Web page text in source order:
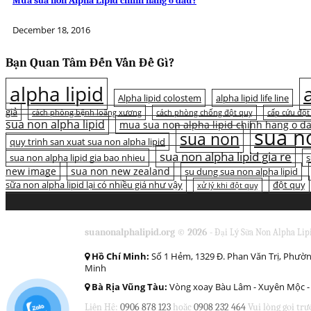
December 18, 2016
Bạn Quan Tâm Đến Vấn Đề Gì?
alpha lipid Alpha lipid colostem alpha lipid life line
giả
cách phòng bệnh loãng xương cách phòng chống đột quỵ cấp cứu
sua non alpha lipid
mua sua non alpha lipid chinh hang o
quy trinh san xuat sua non alpha lipid
sua non sua
sua non alpha lipid gia bao nhieu sua non alpha lipid gia re
new image
sua non new zealand su dung sua non alpha lipid
sữa non alpha lipid lại có nhiều giá như vậy
xử lý khi đột quỵ đột quỵ
suanonalphalipid.org © 2026 - Đại Lý Sữa Non Alpha
Hồ Chí Minh: Số 1 Hẻm, 1329 Đ. Phan Văn Trị,
Minh
Bà Rịa Vũng Tàu: Vòng xoay Bàu Lâm - Xuyên Mộc -
Liên Hệ: 0906 878 123 hoặc0908 232 464Vui lòng gọi